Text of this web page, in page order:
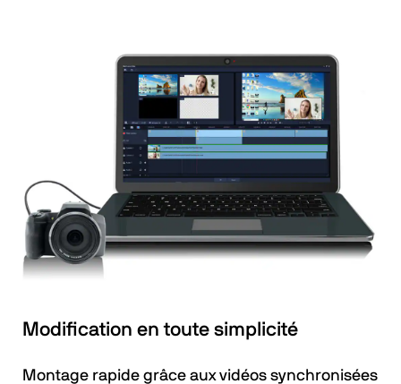
Modification en toute simplicité
Montage rapide grâce aux vidéos synchronisées